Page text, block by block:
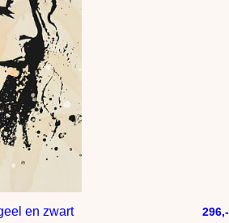
en zwart 296,-